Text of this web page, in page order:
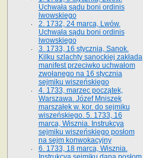
Uchwała sądu boni ordinis
lwowskiego
2. 1732, 24 marca, Lwów.
Uchwała sądu boni ordinis
lwowskiego
3. 1733, 16 stycznia, Sanok.
Kilku szlachty sanockiej zakłada
manifest przeciwko uchwałom
zwołanego na 16 stycz­nia
sejmiku wiszeńskiego
4. 1733, marzec początek,
Warszawa. Józef Mniszek
marszałek w. kor. do sejmiku
wiszeńskiego. 5. 1733, 16
marca, Wisznia. Instrukcya
sejmiku wiszeńskiego posłom
na sejm konwokacyjny
6. 1733, 18 marca, Wisznia.